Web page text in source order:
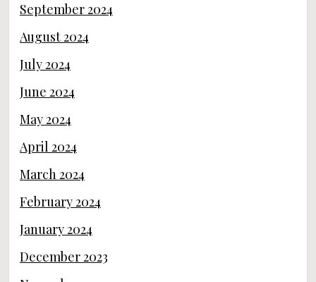
September 2024
August 2024
July 2024
June 2024
May 2024
April 2024
March 2024
February 2024
January 2024
December 2023